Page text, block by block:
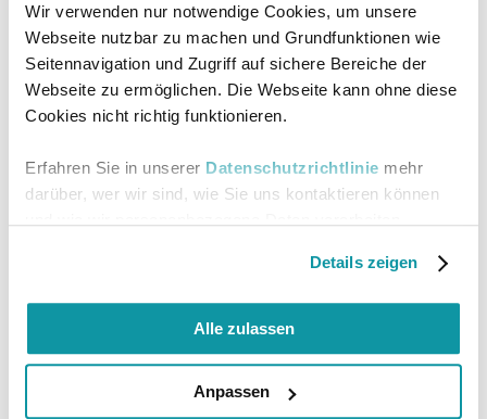
Wir verwenden nur notwendige Cookies, um unsere
Webseite nutzbar zu machen und Grundfunktionen wie
Seitennavigation und Zugriff auf sichere Bereiche der
Webseite zu ermöglichen. Die Webseite kann ohne diese
Cookies nicht richtig funktionieren.
Erfahren Sie in unserer Datenschutzrichtlinie mehr
darüber, wer wir sind, wie Sie uns kontaktieren können
Details zeigen
Alle zulassen
Anpassen